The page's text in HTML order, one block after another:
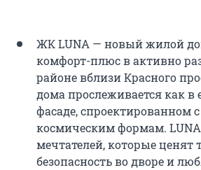
ЖК LUNA — новый жилой
комфорт-плюс в активно
районе вблизи Красного
дома прослеживается как в
фасаде, спроектированном
космическим формам.
мечтателей, которые
безопасность во дворе и